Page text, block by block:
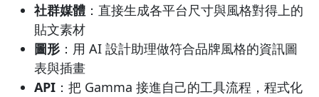
社群媒體 ：直接生成各平台尺寸與風格對得上的
貼文素材
圖形 ：用 AI 設計助理做符合品牌風格的資訊圖
表與插畫
API ：把 Gamma 接進自己的工具流程，程式化